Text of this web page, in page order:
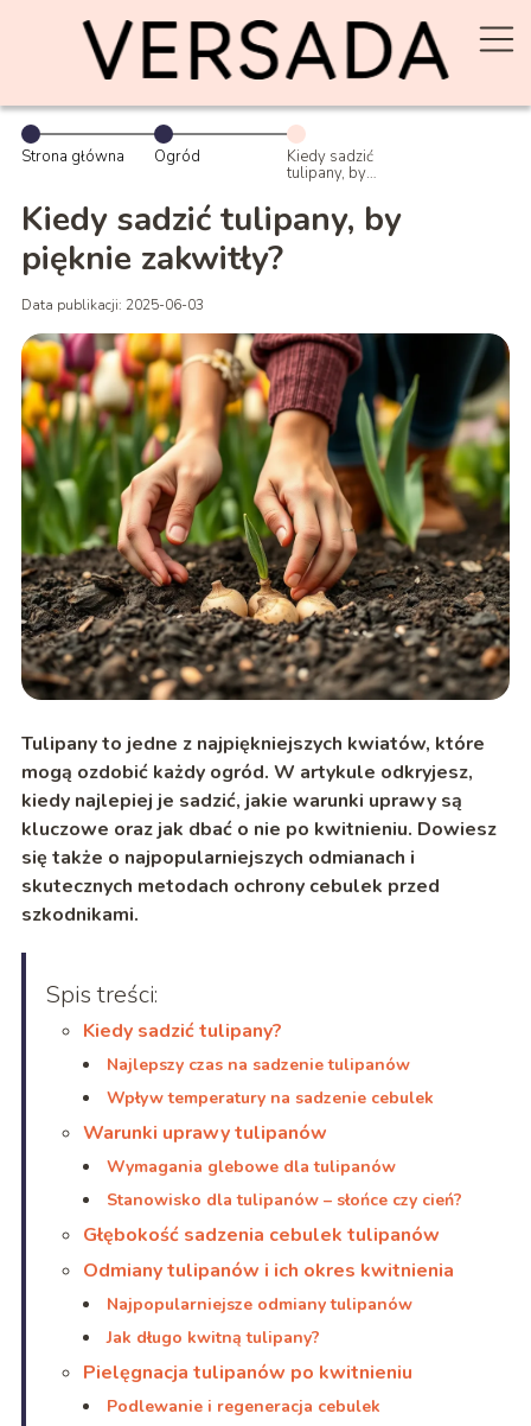
Strona główna Ogród Kiedy sadzić
tulipany, by
Kiedy sadzić tulipany, by
pięknie zakwitły?
Data publikacji: 2025-06-03
Tulipany to jedne z najpiękniejszych kwiatów, które
mogą ozdobić każdy ogród. W artykule odkryjesz,
kiedy najlepiej je sadzić, jakie warunki uprawy są
kluczowe oraz jak dbać o nie po kwitnieniu. Dowiesz
się także o najpopularniejszych odmianach i
skutecznych metodach ochrony cebulek przed
szkodnikami.
Spis treści:
Kiedy sadzić tulipany?
Najlepszy czas na sadzenie tulipanów
Wpływ temperatury na sadzenie cebulek
Warunki uprawy tulipanów
Wymagania glebowe dla tulipanów
Stanowisko dla tulipanów – słońce czy cień?
Głębokość sadzenia cebulek tulipanów
Odmiany tulipanów i ich okres kwitnienia
Najpopularniejsze odmiany tulipanów
Jak długo kwitną tulipany?
Pielęgnacja tulipanów po kwitnieniu
Podlewanie i regeneracja cebulek